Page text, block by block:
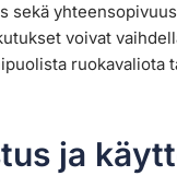
sekä
voivat
ruokavaliota
ja